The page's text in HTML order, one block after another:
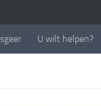
U wilt helpen?